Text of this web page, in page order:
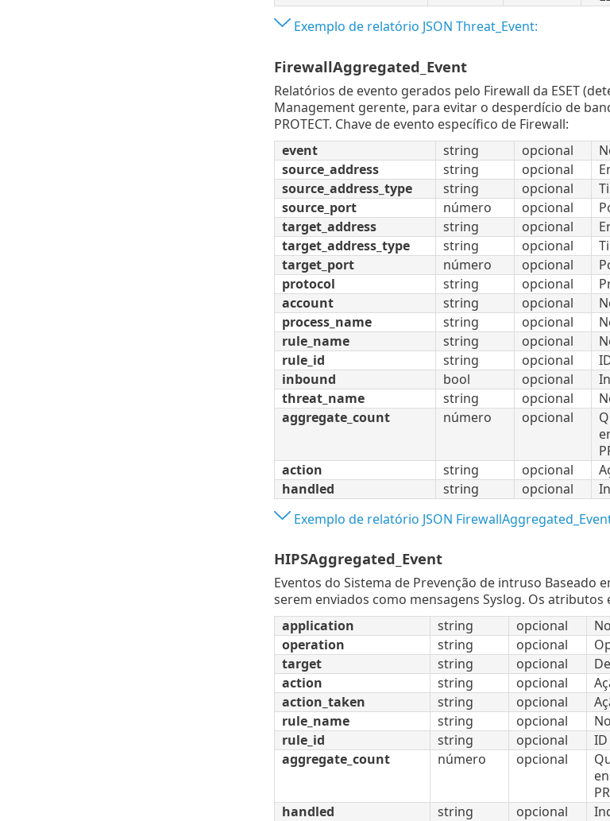
Exemplo de relatório JSON Threat_Event:
FirewallAggregated_Event
Relatórios de evento gerados pelo Firewall da ESET
Management gerente, para evitar o desperdício de
PROTECT. Chave de evento específico de Firewall:
event
string opcional
source_address
string opcional
source_address_type
string opcional
source_port
número opcional
target_address
string opcional
target_address_type
string opcional
target_port
número opcional
protocol
string opcional
account
string opcional
process_name
string opcional
rule_name
string opcional
rule_id
string opcional
inbound
bool opcional
threat_name
string opcional
aggregate_count
número opcional
action
string opcional
handled
string opcional
Exemplo de relatório JSON
HIPSAggregated_Event
Eventos do Sistema de Prevenção de intruso Baseado
serem enviados como mensagens Syslog. Os atributos
application
string opcional
operation
string opcional
target
string opcional
action
string opcional
action_taken
string opcional
rule_name
string opcional
rule_id
string opcional
aggregate_count
número opcional
handled
string opcional